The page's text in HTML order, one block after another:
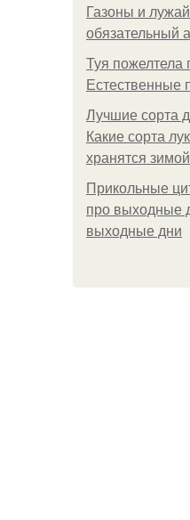
Газоны и
обязательный
Туя пожелтела
Естественные
Лучшие сорта
Какие сорта
хранятся зимой
Прикольные
про выходные
выходные дни